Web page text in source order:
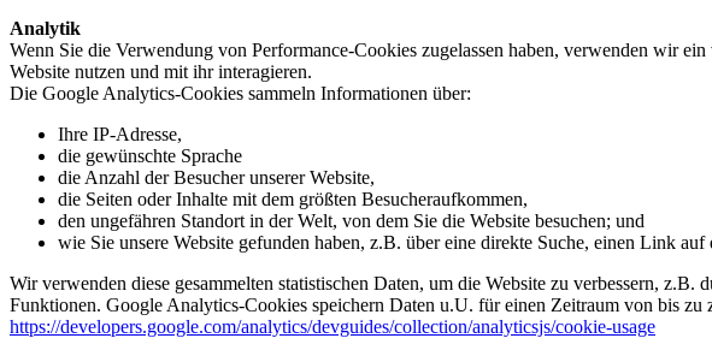
Analytik
Wenn Sie die Verwendung von Performance-Cookies zugelassen haben, verwenden wir
Website nutzen und mit ihr interagieren.
Die Google Analytics-Cookies sammeln Informationen über:
Ihre IP-Adresse,
die gewünschte Sprache
die Anzahl der Besucher unserer Website,
die Seiten oder Inhalte mit dem größten Besucheraufkommen,
den ungefähren Standort in der Welt, von dem Sie die Website besuchen; und
wie Sie unsere Website gefunden haben, z.B. über eine direkte Suche, einen Link
Wir verwenden diese gesammelten statistischen Daten, um die Website zu verbessern,
Funktionen. Google Analytics-Cookies speichern Daten u.U. für einen Zeitraum von bis
https://developers.google.com/analytics/devguides/collection/analyticsjs/cookie-usage